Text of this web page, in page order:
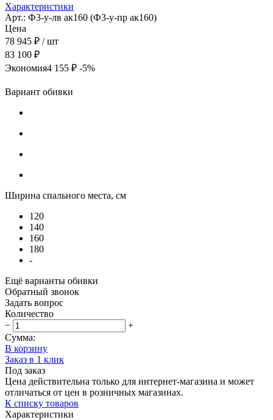
Характеристики
Арт.: Ф3-у-лв ак160 (Ф3-у-пр ак160)
Цена
78 945 ₽ / шт
83 100 ₽
Экономия4 155 ₽ -5%
Вариант обивки
Ширина спального места, см
120
140
160
180
-
Ещё варианты обивки
Обратный звонок
Задать вопрос
Количество
−
+
Сумма:
В корзину
Заказ в 1 клик
Под заказ
Цена действительна только для интернет-магазина и может
отличаться от цен в розничных магазинах.
К списку товаров
Характеристики